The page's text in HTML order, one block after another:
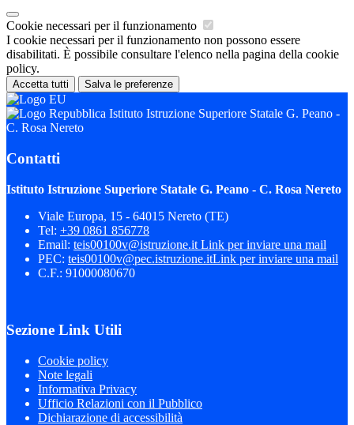
Cookie necessari per il funzionamento
I cookie necessari per il funzionamento non possono essere
disabilitati. È possibile consultare l'elenco nella pagina della cookie
policy.
Accetta tutti Salva le preferenze
Istituto Istruzione Superiore Statale G. Peano -
C. Rosa Nereto
Contatti
Istituto Istruzione Superiore Statale G. Peano - C. Rosa Nereto
Viale Europa, 15 - 64015 Nereto (TE)
Tel: +39 0861 856778
Email: teis00100v@istruzione.it Link per inviare una mail
PEC: teis00100v@pec.istruzione.itLink per inviare una mail
C.F.: 91000080670
Sezione Link Utili
Cookie policy
Note legali
Informativa Privacy
Ufficio Relazioni con il Pubblico
Dichiarazione di accessibilità